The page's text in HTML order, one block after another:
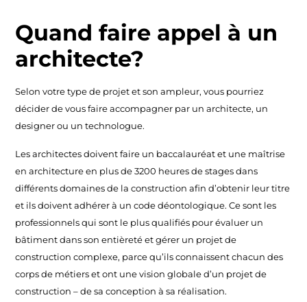
Quand faire appel à un
architecte?
Selon votre type de projet et son ampleur, vous pourriez
décider de vous faire accompagner par un architecte, un
designer ou un technologue.
Les architectes doivent faire un baccalauréat et une maîtrise
en architecture en plus de 3200 heures de stages dans
différents domaines de la construction afin d’obtenir leur titre
et ils doivent adhérer à un code déontologique. Ce sont les
professionnels qui sont le plus qualifiés pour évaluer un
bâtiment dans son entièreté et gérer un projet de
construction complexe, parce qu’ils connaissent chacun des
corps de métiers et ont une vision globale d’un projet de
construction – de sa conception à sa réalisation.